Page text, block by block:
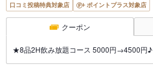
口コミ投稿特典対象店 ポイントプラス対象店
クーポン
★8品2H飲み放題コース 5000円→4500円♪